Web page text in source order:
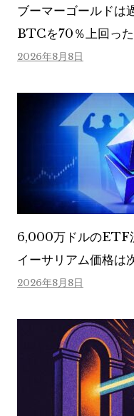
ブーマーゴールドは
BTCを70％上回った
2026年8月8日
6,000万ドルのETF
イーサリアム価格は
2026年8月8日